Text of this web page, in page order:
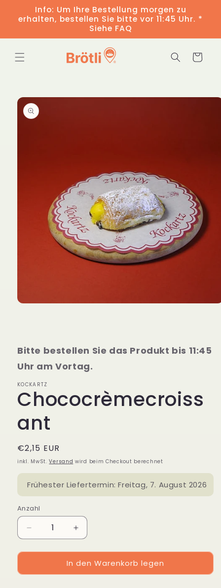
Inhalt
Info: Um Ihre Bestellung morgen zu
erhalten, bestellen Sie bitte vor 11:45 Uhr. *
Siehe FAQ
Warenkorb
Bitte bestellen Sie das Produkt bis 11:45
Uhr am Vortag.
KOCKARTZ
Chococrèmecroiss
ant
Normaler
Preis
€2,15 EUR
inkl. MwSt.Versand wird beim Checkout berechnet
Frühester Liefertermin:Freitag, 7. August 2026
Anzahl
Verringere
die
Menge
Chococrèmecroissant
Erhöhe
die
Menge
für
Chococrèmecroissant
In den Warenkorb legen